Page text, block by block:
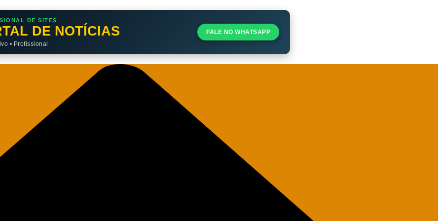
DE SITES
DE NOTÍCIAS
• Profissional
FALE NO WHATSAPP